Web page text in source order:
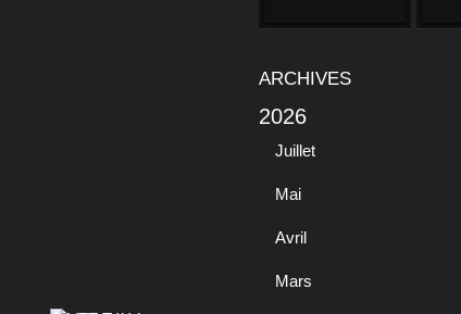
ARCHIVES
2026
Juillet
Mai
Avril
Mars